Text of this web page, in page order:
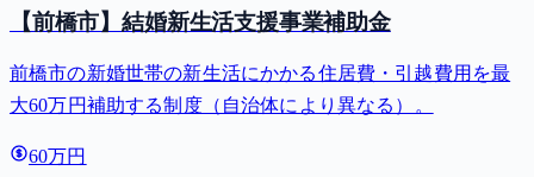
【前橋市】結婚新生活支援事業補助金
前橋市の新婚世帯の新生活にかかる住居費・引越費用を最
大60万円補助する制度（自治体により異なる）。
60万円